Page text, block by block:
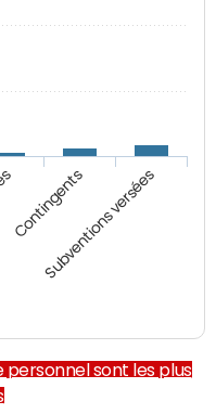
Contingents
Subventions versées
personnel sont les plus